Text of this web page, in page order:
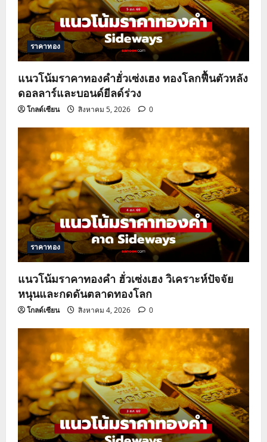
ราคาทอง
แนวโน้มราคาทองคำฮั่วเซ่งเฮง ทองโลกฟื้นตัวหลัง
ดอลลาร์และบอนด์ยีลด์ร่วง
โกลด์เซียน สิงหาคม 5, 2026 0
ราคาทอง
แนวโน้มราคาทองคำ ฮั่วเซ่งเฮง วิเคราะห์ปัจจัย
หนุนและกดดันตลาดทองโลก
โกลด์เซียน สิงหาคม 4, 2026 0